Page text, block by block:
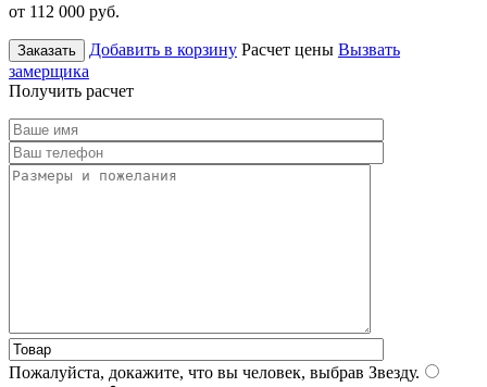
от 112 000 руб.
Заказать Добавить в корзину Расчет цены Вызвать
замерщика
Получить расчет
Пожалуйста, докажите, что вы человек, выбрав Звезду.